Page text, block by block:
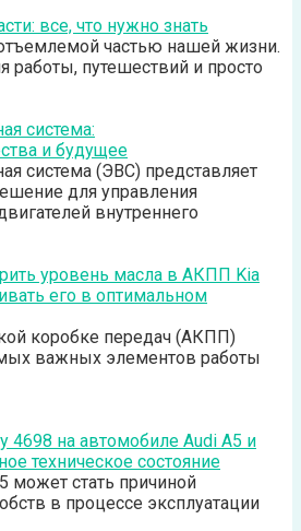
все, что нужно знать
частью нашей жизни.
работы, путешествий и просто
система:
и будущее
система (ЭВС) представляет
для управления
внутреннего
уровень масла в АКПП Kia
его в оптимальном
коробке передач (АКПП)
важных элементов работы
4698 на автомобиле Audi А5 и
техническое состояние
может стать причиной
в процессе эксплуатации